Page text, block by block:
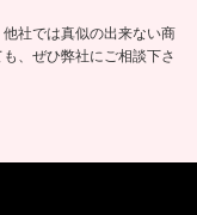
社では真似の出来ない商
、ぜひ弊社にご相談下さ